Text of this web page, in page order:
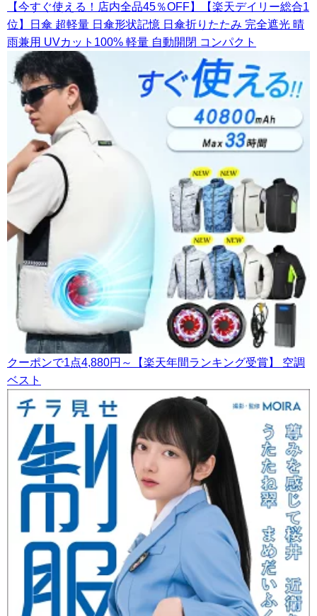
【今すぐ使える！店内全品45％OFF】【楽天デイリー総合1
位】日傘 超軽量 日傘形状記憶 日傘折りたたみ 完全遮光 晴
雨兼用 UVカット100% 軽量 自動開閉 コンパクト
クーポンで1点4,880円～【楽天年間ランキング受賞】 空調
ベスト